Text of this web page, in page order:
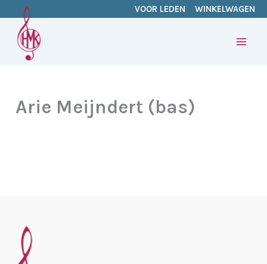
inhoud
VOOR LEDEN WINKELWAGEN
Arie Meijndert (bas)